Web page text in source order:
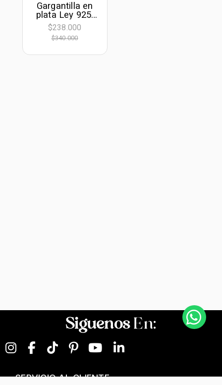
Gargantilla en
plata Ley 925,
Flores, 42 cm.
de largo, 1 mm.
de ancho, de la
$238.000
$340.000
SiguenosEn:
SERVICIO AL CLIENTE